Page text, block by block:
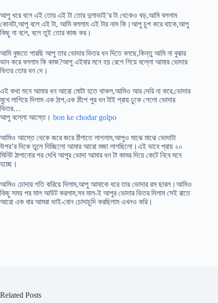
আপু ধরে বলে এই তোর এই টা তোর দুলাভাই’র টা থেকেও বড়,আমি বললাম
কোনটা,আপু বলে এই টা, আমি বললাম এই টার নাম কি।আপু চুপ করে থাকে,আপু
কিছু না বলে, বলে তুই তোর কাজ কর।
আমি বুজতে পারছি আপু তার ভোদার ভিতর ধন দিতে বলছে,কিন্তু আমি না বুঝার
ভান করে বললাম কি কাজ?আপু এইবার মনে হয় রেগে গিয়ে বল্লো আমার ভোদার
ভিতর তোর ধন দে।
এই কথা শুনে আমার ধন আরো মোটা হতে থাকল,আমিও আর দেরি না করে,ভোদার
মুখে লাগিয়ে দিলাম এক ঠাপ,এক ঠাঁপে পুর ধন টাই প্রায় ঢুকে গেলো ভোদার
ভিতর…
আপু বল্লো আস্তে। bon ke chodar golpo
আমিও আস্তে থেকে জরে জরে ঠাঁপাতে লাগলাম,আপুও মাঝে মাঝে ভোদাটা
উপর’র দিকে তুলে দিচ্ছিলো আমার আরো মজা লাগছিলো।এই ভাবে প্রায় ২০
মিনিট ঠাপানোর পর দেখি আপুর ভোদা আমার ধন টা কামর দিয়ে কেটে নিবে মনে
হচ্ছে।
আমিও চোদার গতি বারিয়ে দিলাম,আপু আমাকে ধরে তার ভোদার রস ছারল।আমিও
কিছু সময় পর মাল আউট করলাম,সব মাল-ই আপুর ভোদার ভিতর দিলাম সেই রাতে
আরো এক বার আমরা ভাই-বোন চোদাচুদি করছিলাম এখনও করি।
Related Posts